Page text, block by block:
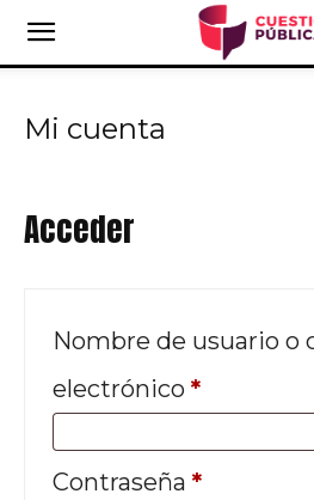
Mi cuenta
Acceder
Nombre de usuario o
electrónico *
Contraseña *